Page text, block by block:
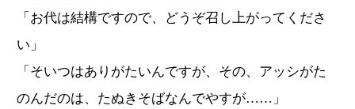
「お代は結構ですので、どうぞ召し上がってくださ
い」
「そいつはありがたいんですが、その、アッシがた
のんだのは、たぬきそばなんでやすが……」